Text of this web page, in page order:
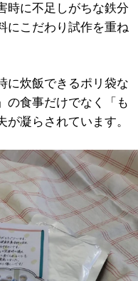
時に不足しがちな鉄分
にこだわり試作を重ね
に炊飯できるポリ袋な
の食事だけでなく「も
凝らされています。